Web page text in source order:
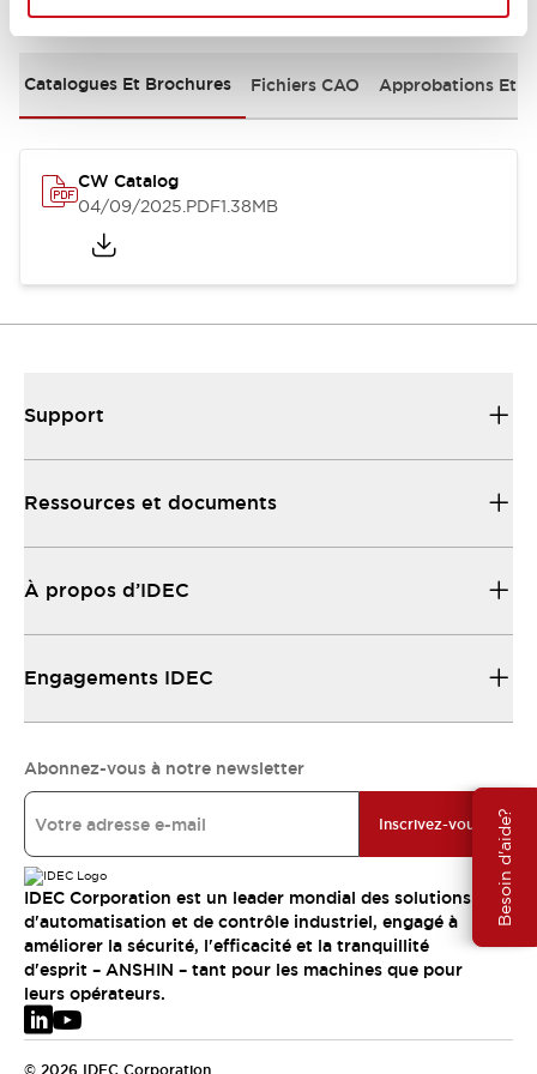
Besoin d'aide?
Catalogues Et Brochures Fichiers CAO Approbations Et
CW Catalog
04/09/2025.PDF1.38MB
Support
Ressources et documents
À propos d’IDEC
Engagements IDEC
Abonnez-vous à notre newsletter
Inscrivez-vous
IDEC Corporation est un leader mondial des solutions
d'automatisation et de contrôle industriel, engagé à
améliorer la sécurité, l'efficacité et la tranquillité
d'esprit – ANSHIN – tant pour les machines que pour
leurs opérateurs.